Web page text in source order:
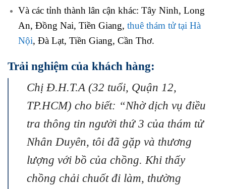
Và các tỉnh thành lân cận khác: Tây Ninh, Long
An, Đồng Nai, Tiền Giang, thuê thám tử tại Hà
Nội, Đà Lạt, Tiền Giang, Cần Thơ.
Trải nghiệm của khách hàng:
Chị Đ.H.T.A (32 tuổi, Quận 12,
TP.HCM) cho biết: “Nhờ dịch vụ điều
tra thông tin người thứ 3 của thám tử
Nhân Duyên, tôi đã gặp và thương
lượng với bồ của chồng. Khi thấy
chồng chải chuốt đi làm, thường